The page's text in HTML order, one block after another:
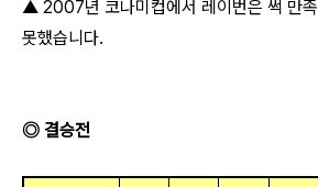
▲ 2007년 코나미컵에서 레이번은 썩 만
못했습니다.
◎ 결승전